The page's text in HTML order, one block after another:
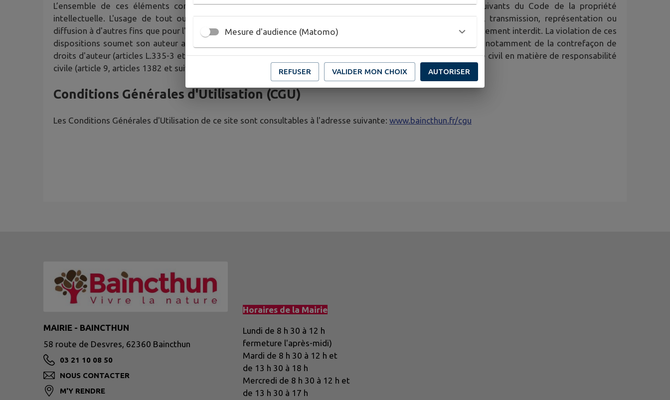
L’ensemble de ces éléments constituent des œuvres de l'esprit protégées par les articles L.111-1 et suivants du Code de la propriété
intellectuelle. L'usage de tout ou partie du Site, notamment par extraction, téléchargement, reproduction, transmission, représentation ou
diffusion à d'autres fins que pour l'usage personnel et privé dans un but non commercial de l'internaute est strictement interdit. La violation de ces
dispositions soumet son auteur aux sanctions prévues tant par le Code de la propriété intellectuelle au titre notamment de la contrefaçon de
droits d'auteur (articles L.335-3 et suivants), de droit des marques (articles L.716-9 et suivants) que par le Code civil en matière de responsabilité
civile (article 9, articles 1382 et suivants).
Conditions Générales d'Utilisation (CGU)
Les Conditions Générales d'Utilisation de ce site sont consultables à l'adresse suivante: www.baincthun.fr/cgu
MAIRIE - BAINCTHUN
58 route de Desvres, 62360 Baincthun
03 21 10 08 50
NOUS CONTACTER
M'Y RENDRE
Horaires de la Mairie
Lundi de 8 h 30 à 12 h
fermeture l'après-midi)
Mardi de 8 h 30 à 12 h et
de 13 h 30 à 18 h
Mercredi de 8 h 30 à 12 h et
de 13 h 30 à 17 h
Mesure d'audience (Matomo)
REFUSER VALIDER MON CHOIX AUTORISER